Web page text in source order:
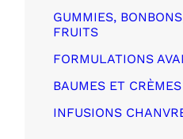
GUMMIES,
FRUITS
FORMULATIONS
BAUMES ET CRÈMES
INFUSIONS